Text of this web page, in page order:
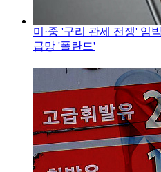
미·중 '구리 관세 전쟁' 임
급망 '폴란드'